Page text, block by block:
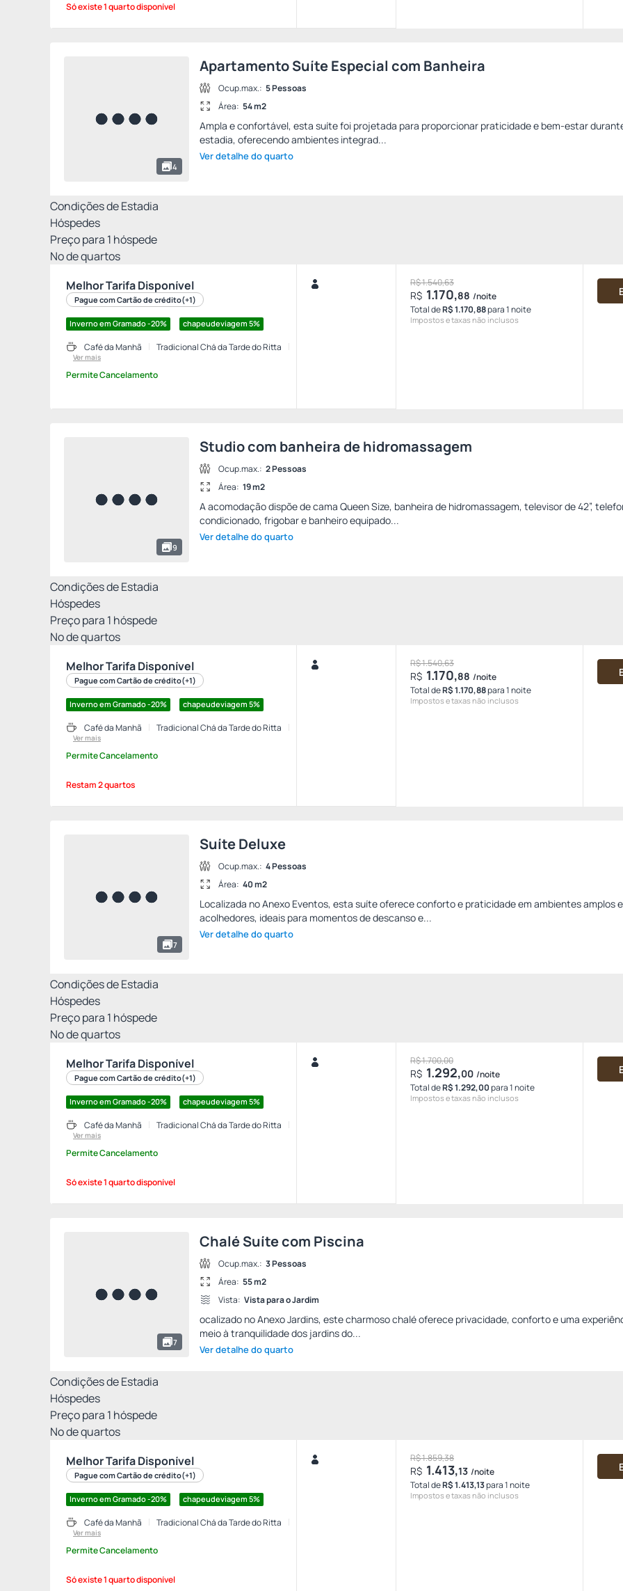
Só existe 1 quarto disponível
4
Apartamento Suíte Especial com Banheira
Ocup.max.: 5 Pessoas
Área: 54 m2
Ampla e confortável, esta suíte foi projetada para proporcionar praticidade e bem-estar
estadia, oferecendo ambientes integrad...
Ver detalhe do quarto
Condições de Estadia
Hóspedes
Preço para 1 hóspede
Nº de quartos
Melhor Tarifa Disponível
Pague com Cartão de crédito(+1)
Inverno em Gramado -20% chapeudeviagem 5%
Café da Manhã Tradicional Chá da Tarde do Ritta
Ver mais
Permite Cancelamento
R$ 1.540,63
R$ 1.170,88 /noite
Total deR$ 1.170,88para 1 noite
Impostos e taxas não inclusos
9
Studio com banheira de hidromassagem
Ocup.max.: 2 Pessoas
Área: 19 m2
A acomodação dispõe de cama Queen Size, banheira de hidromassagem, televisor de 42”,
condicionado, frigobar e banheiro equipado...
Ver detalhe do quarto
Condições de Estadia
Hóspedes
Preço para 1 hóspede
Nº de quartos
Melhor Tarifa Disponível
Pague com Cartão de crédito(+1)
Inverno em Gramado -20% chapeudeviagem 5%
Café da Manhã Tradicional Chá da Tarde do Ritta
Ver mais
Permite Cancelamento
Restam 2 quartos
R$ 1.540,63
R$ 1.170,88 /noite
Total deR$ 1.170,88para 1 noite
Impostos e taxas não inclusos
7
Suíte Deluxe
Ocup.max.: 4 Pessoas
Área: 40 m2
Localizada no Anexo Eventos, esta suíte oferece conforto e praticidade em ambientes amplos e
acolhedores, ideais para momentos de descanso e...
Ver detalhe do quarto
Condições de Estadia
Hóspedes
Preço para 1 hóspede
Nº de quartos
Melhor Tarifa Disponível
Pague com Cartão de crédito(+1)
Inverno em Gramado -20% chapeudeviagem 5%
Café da Manhã Tradicional Chá da Tarde do Ritta
Ver mais
Permite Cancelamento
Só existe 1 quarto disponível
R$ 1.700,00
R$ 1.292,00 /noite
Total deR$ 1.292,00para 1 noite
Impostos e taxas não inclusos
7
Chalé Suíte com Piscina
Ocup.max.: 3 Pessoas
Área: 55 m2
Vista: Vista para o Jardim
ocalizado no Anexo Jardins, este charmoso chalé oferece privacidade, conforto e uma
meio à tranquilidade dos jardins do...
Ver detalhe do quarto
Condições de Estadia
Hóspedes
Preço para 1 hóspede
Nº de quartos
Melhor Tarifa Disponível
Pague com Cartão de crédito(+1)
Inverno em Gramado -20% chapeudeviagem 5%
Café da Manhã Tradicional Chá da Tarde do Ritta
Ver mais
Permite Cancelamento
Só existe 1 quarto disponível
R$ 1.859,38
R$ 1.413,13 /noite
Total deR$ 1.413,13para 1 noite
Impostos e taxas não inclusos